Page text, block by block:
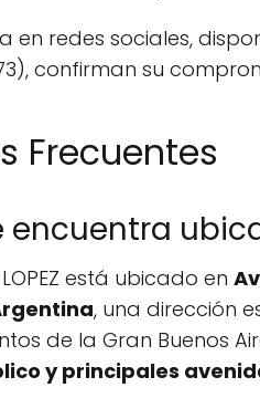
en redes sociales,
confirman su
Frecuentes
LOPEZ está ubicado en
, una dirección
de la Gran Buenos
y principales